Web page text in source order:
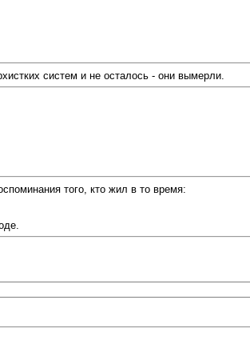
систем и не осталось - они вымерли.
того, кто жил в то время: